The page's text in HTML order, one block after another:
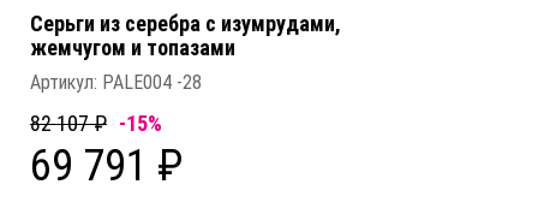
Серьги из серебра c изумрудами,
жемчугом и топазами
Артикул: PALE004 -28
82 107 ₽ -15%
69 791 ₽